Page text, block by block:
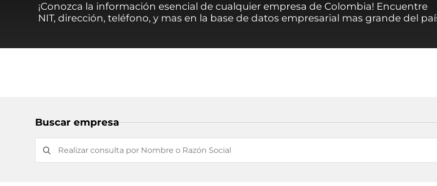
¡Conozca la información esencial de cualquier empresa de Colombia! Encuentre
NIT, dirección, teléfono, y mas en la base de datos empresarial mas grande del
Buscar empresa